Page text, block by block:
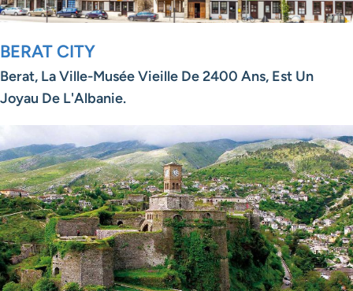
BERAT CITY
Berat, La Ville-Musée Vieille De 2400 Ans, Est Un
Joyau De L'Albanie.